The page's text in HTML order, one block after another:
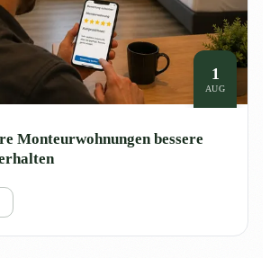
1
AUG
Monteurwohnungen bessere